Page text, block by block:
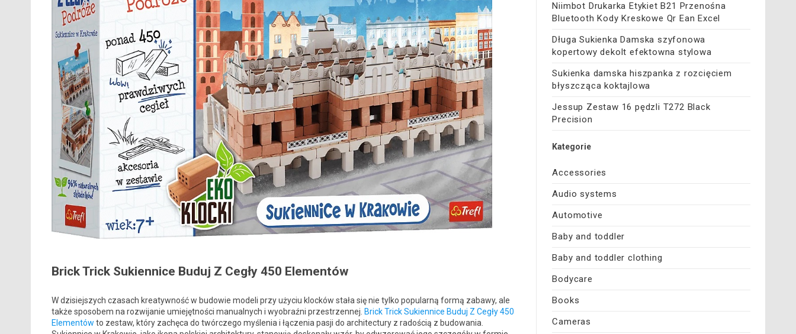
Brick Trick Sukiennice Buduj Z Cegły 450 Elementów
W dzisiejszych czasach kreatywność w budowie modeli przy użyciu klocków stała się nie tylko popularną formą zabawy, ale
także sposobem na rozwijanie umiejętności manualnych i wyobraźni przestrzennej. Brick Trick Sukiennice Buduj Z Cegły 450
Elementów to zestaw, który zachęca do twórczego myślenia i łączenia pasji do architectury z radością z budowania.
Niimbot Drukarka Etykiet B21 Przenośna
Bluetooth Kody Kreskowe Qr Ean Excel
Długa Sukienka Damska szyfonowa
kopertowy dekolt efektowna stylowa
Sukienka damska hiszpanka z rozcięciem
błyszcząca koktajlowa
Jessup Zestaw 16 pędzli T272 Black
Precision
Kategorie
Accessories
Audio systems
Automotive
Baby and toddler
Baby and toddler clothing
Bodycare
Books
Cameras